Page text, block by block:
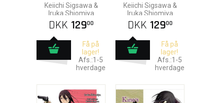
Keiichi Sigsawa &
Iruka Shiomiya
DKK 12900
Få på
lager!
Afs.:1-5
hverdage
Keiichi Sigsawa &
Iruka Shiomiya
DKK 12900
Få på
lager!
Afs.:1-5
hverdage